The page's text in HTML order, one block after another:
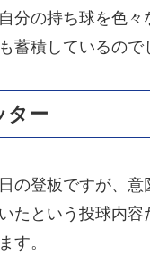
分の持ち球を色々
蓄積しているので
ター
の登板ですが、意
たという投球内
す。